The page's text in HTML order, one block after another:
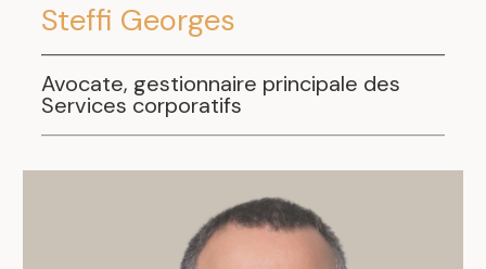
Steffi Georges
Avocate, gestionnaire principale des
Services corporatifs